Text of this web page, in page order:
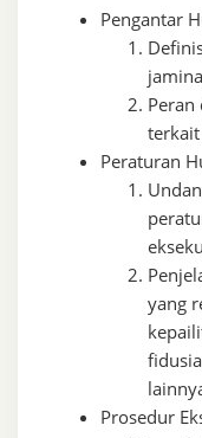
Pengantar
Peraturan
yang
Prosedur